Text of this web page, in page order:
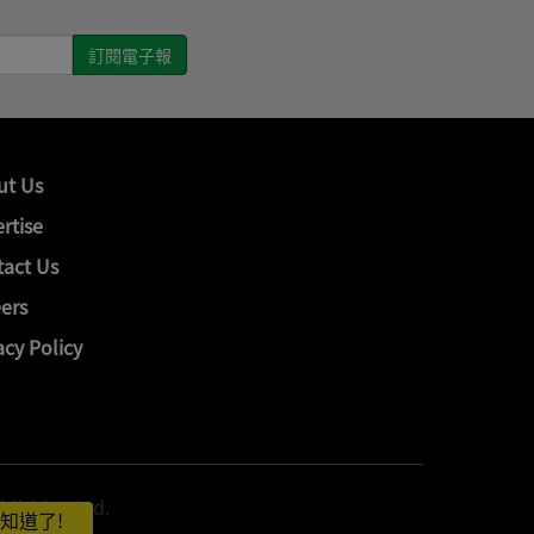
Us
Us
Policy
Ltd.
道了!